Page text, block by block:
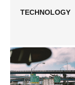
TECHNOLOGY